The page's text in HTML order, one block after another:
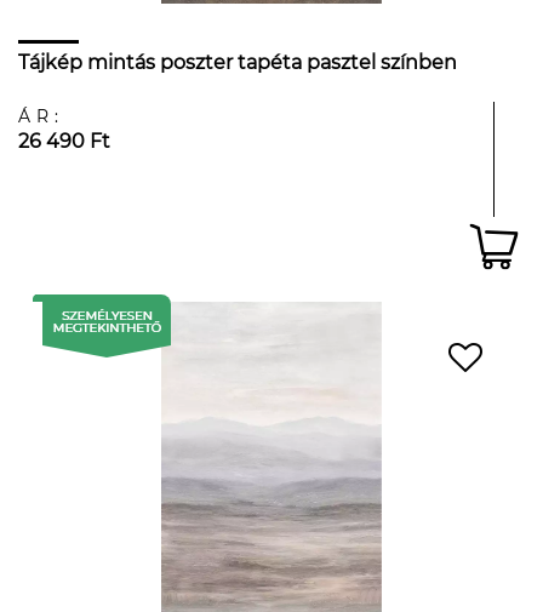
Tájkép mintás poszter tapéta pasztel színben
ÁR:
26 490 Ft